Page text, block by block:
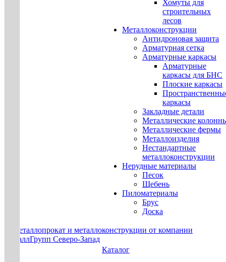
Хомуты для
строительных
лесов
Металлоконструкции
Антидроновая защита
Арматурная сетка
Арматурные каркасы
Арматурные
каркасы для БНС
Плоские каркасы
каркасы
Закладные детали
Металлические
Металлические фермы
Металлоизделия
Нестандартные
металлоконструкции
Нерудные материалы
Песок
Щебень
Пиломатериалы
Брус
Доска
Каталог